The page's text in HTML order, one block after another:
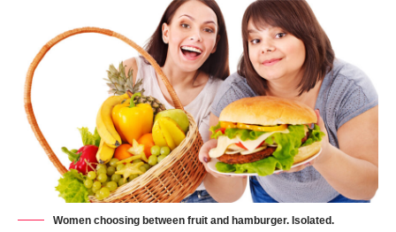
Women choosing between fruit and hamburger. Isolated.